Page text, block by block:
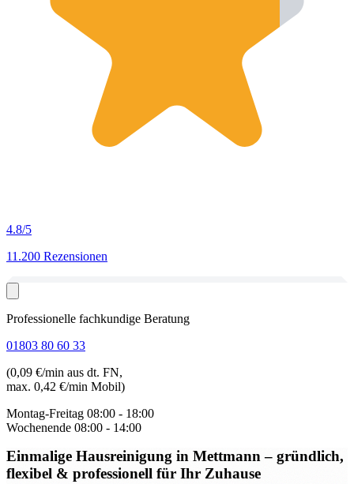
4.8/5
11.200 Rezensionen
Professionelle fachkundige Beratung
01803 80 60 33
(0,09 €/min aus dt. FN,
max. 0,42 €/min Mobil)
Montag-Freitag 08:00 - 18:00
Wochenende 08:00 - 14:00
Einmalige Hausreinigung in Mettmann– gründlich,
flexibel & professionell für Ihr Zuhause